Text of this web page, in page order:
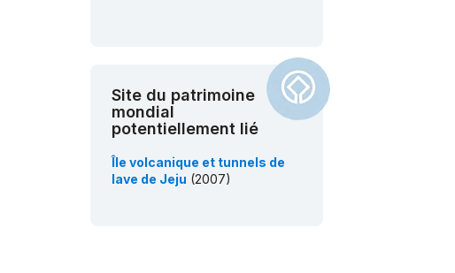
Site du patrimoine
mondial
potentiellement lié
Île volcanique et tunnels de
lave de Jeju (2007)